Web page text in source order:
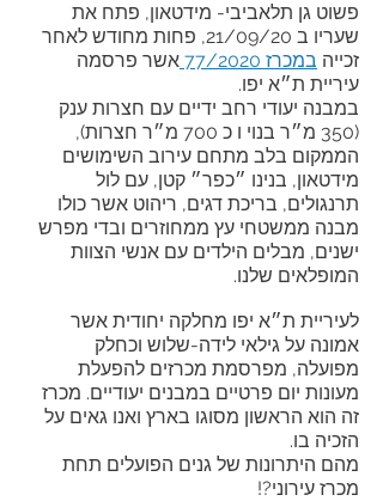
פשוט גן תלאביבי- מידטאון, פתח את
שעריו ב 21/09/20, פחות מחודש לאחר
זכייה במכרז 77/2020
אשר פרסמה
עיריית ת״א יפו.
במבנה יעודי רחב ידיים עם חצרות ענק
(350 מ״ר בנוי ו כ 700 מ״ר חצרות),
הממקום בלב מתחם עירוב השימושים
מידטאון, בנינו ״כפר״ קטן, עם לול
תרנגולים, בריכת דגים, ריהוט אשר כולו
מבנה ממשטחי עץ ממחוזרים ובדי מפרש
ישנים, מבלים הילדים עם אנשי הצוות
המופלאים שלנו.
לעיריית ת״א יפו מחלקה יחודית אשר
אמונה על גילאי לידה-שלוש וכחלק
מפועלה, מפרסמת מכרזים להפעלת
מעונות יום פרטיים במבנים יעודיים. מכרז
זה הוא הראשון מסוגו בארץ ואנו גאים על
הזכיה בו.
מהם היתרונות של גנים הפועלים תחת
מכרז עירוני?!